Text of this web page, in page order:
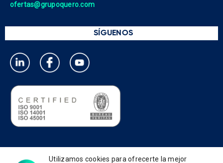
ofertas@grupoquero.com
SÍGUENOS
Política de privacidad
Utilizamos cookies para ofrecerte la mejor